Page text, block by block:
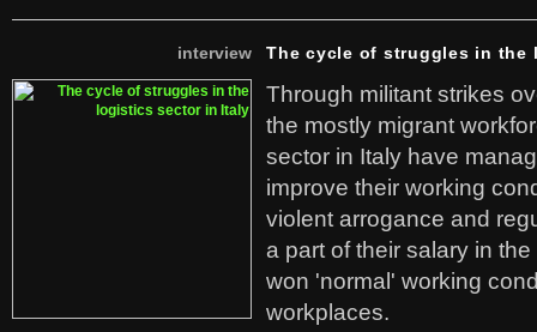
interview The cycle of struggles in
Through militant strikes
the mostly migrant
sector in Italy have
improve their working
violent arrogance and
a part of their salary in
won 'normal' working
workplaces.